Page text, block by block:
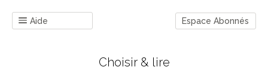
Aide Espace Abonnés
Choisir & lire